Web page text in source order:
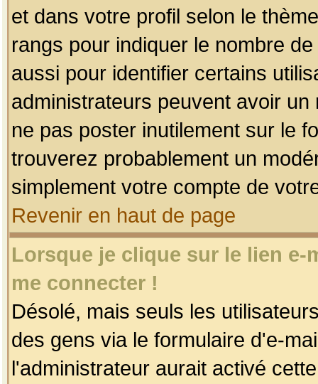
et dans votre profil selon le
rangs pour indiquer le nombre
aussi pour identifier certains
administrateurs peuvent avoir
ne pas poster inutilement sur le
trouverez probablement un
simplement votre compte de
Revenir en haut de page
Lorsque je clique sur le lien
me connecter !
Désolé, mais seuls les
des gens via le formulaire d'e-
l'administrateur aurait activé